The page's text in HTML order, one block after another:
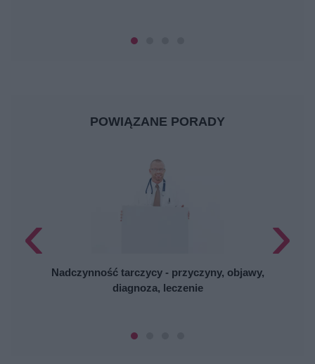
POWIĄZANE PORADY
Nadczynność tarczycy - przyczyny, objawy,
diagnoza, leczenie
‹ ›